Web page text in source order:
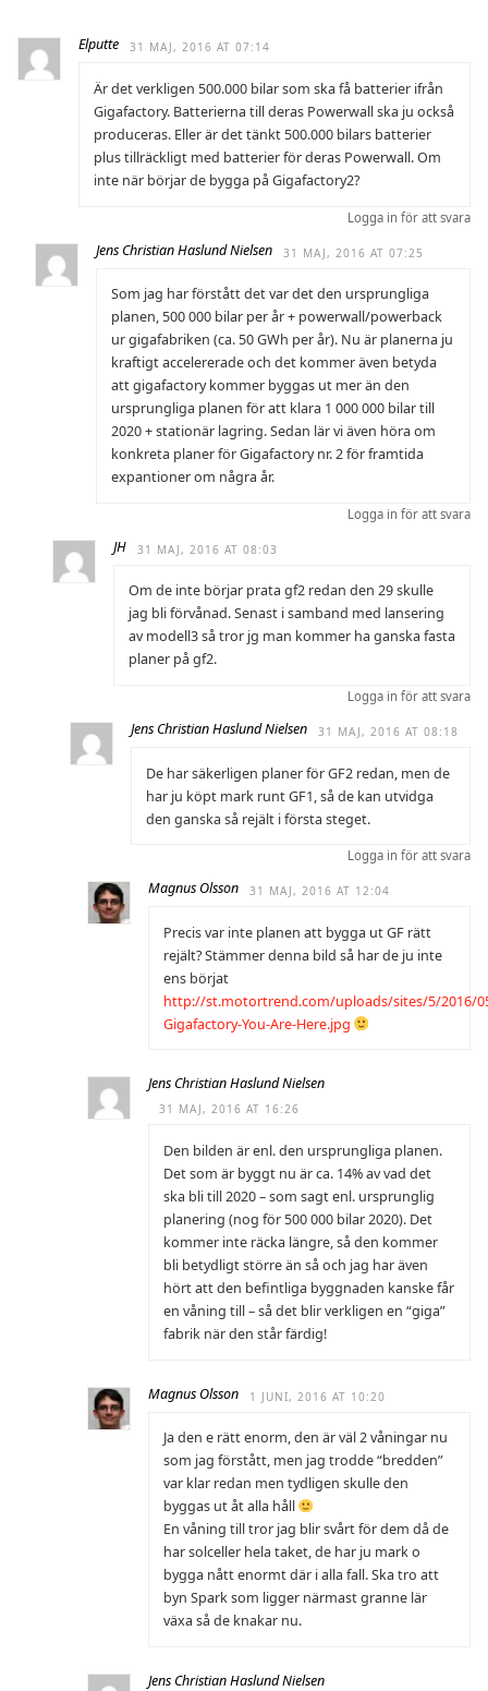
Elputte 31 MAJ, 2016 AT 07:14
Är det verkligen 500.000 bilar som ska få batterier ifrån
Gigafactory. Batterierna till deras Powerwall ska ju också
produceras. Eller är det tänkt 500.000 bilars batterier
plus tillräckligt med batterier för deras Powerwall. Om
inte när börjar de bygga på Gigafactory2?
Logga in för att svara
Jens Christian Haslund Nielsen 31 MAJ, 2016 AT 07:25
Som jag har förstått det var det den ursprungliga
planen, 500 000 bilar per år + powerwall/powerback
ur gigafabriken (ca. 50 GWh per år). Nu är planerna ju
kraftigt accelererade och det kommer även betyda
att gigafactory kommer byggas ut mer än den
ursprungliga planen för att klara 1 000 000 bilar till
2020 + stationär lagring. Sedan lär vi även höra om
konkreta planer för Gigafactory nr. 2 för framtida
expantioner om några år.
Logga in för att svara
JH 31 MAJ, 2016 AT 08:03
Om de inte börjar prata gf2 redan den 29 skulle
jag bli förvånad. Senast i samband med lansering
av modell3 så tror jg man kommer ha ganska fasta
planer på gf2.
Logga in för att svara
Jens Christian Haslund Nielsen 31 MAJ, 2016 AT 08:18
De har säkerligen planer för GF2 redan, men de
har ju köpt mark runt GF1, så de kan utvidga
den ganska så rejält i första steget.
Logga in för att svara
Magnus Olsson 31 MAJ, 2016 AT 12:04
Precis var inte planen att bygga ut GF rätt
rejält? Stämmer denna bild så har de ju inte
ens börjat
http://st.motortrend.com/uploads/sites/5/2016/
Gigafactory-You-Are-Here.jpg
Jens Christian Haslund Nielsen
31 MAJ, 2016 AT 16:26
Den bilden är enl. den ursprungliga planen.
Det som är byggt nu är ca. 14% av vad det
ska bli till 2020 – som sagt enl. ursprunglig
planering (nog för 500 000 bilar 2020). Det
kommer inte räcka längre, så den kommer
bli betydligt större än så och jag har även
hört att den befintliga byggnaden kanske får
en våning till – så det blir verkligen en “giga”
fabrik när den står färdig!
Magnus Olsson 1 JUNI, 2016 AT 10:20
Ja den e rätt enorm, den är väl 2 våningar nu
som jag förstått, men jag trodde “bredden”
var klar redan men tydligen skulle den
byggas ut åt alla håll
En våning till tror jag blir svårt för dem då de
har solceller hela taket, de har ju mark o
bygga nått enormt där i alla fall. Ska tro att
byn Spark som ligger närmast granne lär
växa så de knakar nu.
Jens Christian Haslund Nielsen